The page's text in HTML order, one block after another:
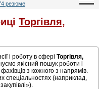
резюме
Торгівля,
і роботу в сфері Торгівля,
якісний пошук роботи і
з кожного з напрямів.
спеціальностях (наприклад,